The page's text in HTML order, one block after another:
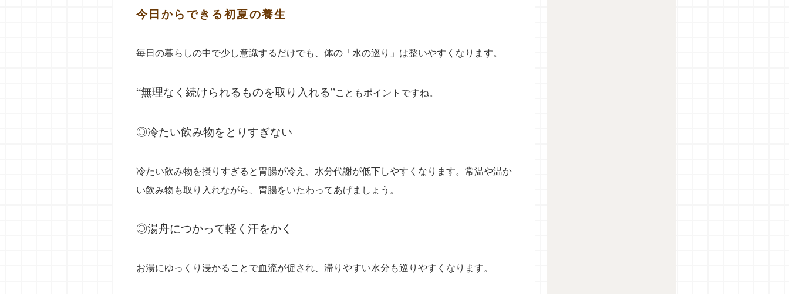
今日からできる初夏の養生
毎日の暮らしの中で少し意識するだけでも、体の「水の巡り」は整いやすくなります。
“無理なく続けられるものを取り入れる”こともポイント ですね。
◎冷たい飲み物をとりすぎない
冷たい飲み物を摂りすぎると胃腸が冷え、水分代謝が低下しやすくなります。常温や温か
い飲み物も取り入れながら、胃腸をいたわってあげましょう。
◎湯舟につかって軽く汗をかく
お湯にゆっくり浸かることで血流が促され、滞りやすい水分も巡りやすくなります。